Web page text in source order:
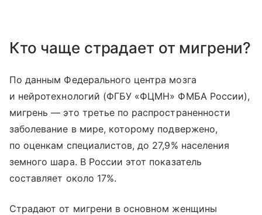
Кто чаще страдает от мигрени?
По данным Федерального центра мозга
и нейротехнологий (ФГБУ «ФЦМН» ФМБА России),
мигрень — это третье по распространенности
заболевание в мире, которому подвержено,
по оценкам специалистов, до 27,9% населения
земного шара. В России этот показатель
составляет около 17%.
Страдают от мигрени в основном женщины